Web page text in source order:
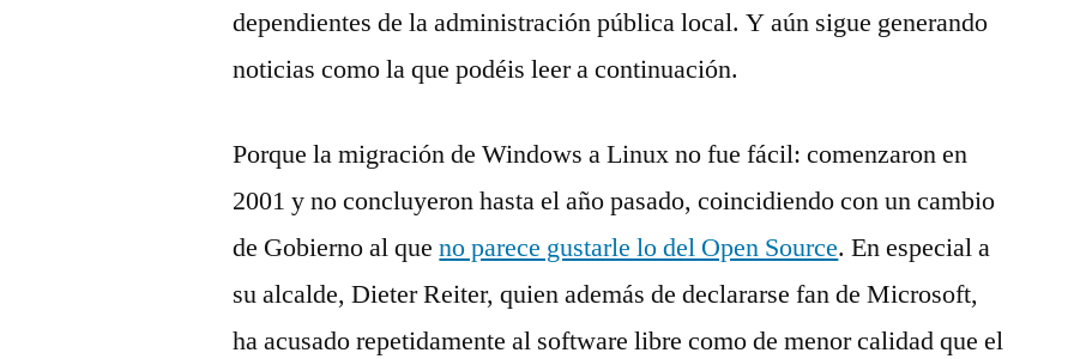
dependientes de la administración pública local. Y aún sigue generando
noticias como la que podéis leer a continuación.
Porque la migración de Windows a Linux no fue fácil: comenzaron en
2001 y no concluyeron hasta el año pasado, coincidiendo con un cambio
de Gobierno al queno parece gustarle lo del Open Source. En especial a
su alcalde, Dieter Reiter, quien además de declararse fan de Microsoft,
ha acusado repetidamente al software libre como de menor calidad que el